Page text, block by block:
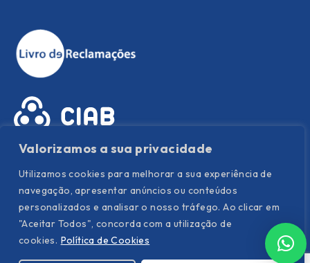
Valorizamos a sua privacidade
Utilizamos cookies para melhorar a sua experiência de
navegação, apresentar anúncios ou conteúdos
personalizados e analisar o nosso tráfego. Ao clicar em
"Aceitar Todos", concorda com a utilização de
cookies. Política de Cookies
Política de Privacidade|Política de Cookies |
Termos e
condições